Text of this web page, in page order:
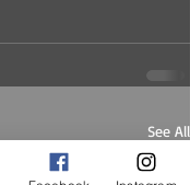
See All